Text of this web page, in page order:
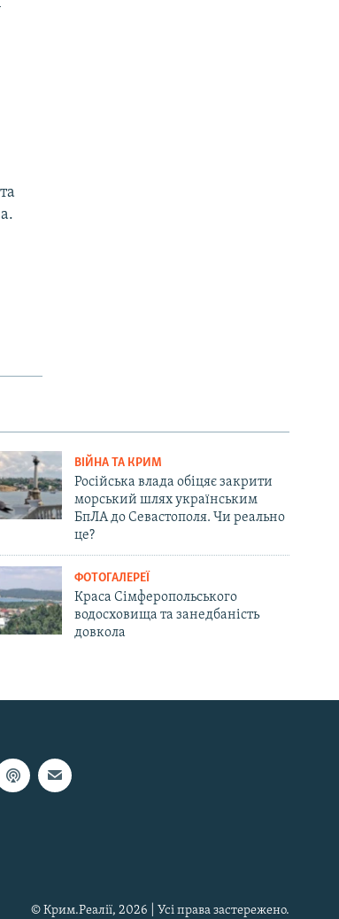
ВІЙНА ТА КРИМ
Російська влада обіцяє закрити
морський шлях українським
БпЛА до Севастополя. Чи реально
це?
ФОТОГАЛЕРЕЇ
Краса Сімферопольського
водосховища та занедбаність
довкола
© Крим.Реалії, 2026 | Усі права застережено.